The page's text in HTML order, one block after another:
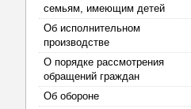
семьям, имеющим детей
Об исполнительном
производстве
О порядке рассмотрения
обращений граждан
Об обороне